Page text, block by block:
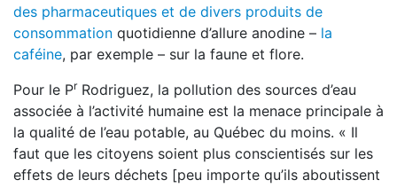
des pharmaceutiques et de divers produits de
consommation quotidienne d’allure anodine – la
caféine, par exemple – sur la faune et flore.
Pour le PrRodriguez, la pollution des sources d’eau
associée à l’activité humaine est la menace principale à
la qualité de l’eau potable, au Québec du moins. « Il
faut que les citoyens soient plus conscientisés sur les
effets de leurs déchets [peu importe qu’ils aboutissent